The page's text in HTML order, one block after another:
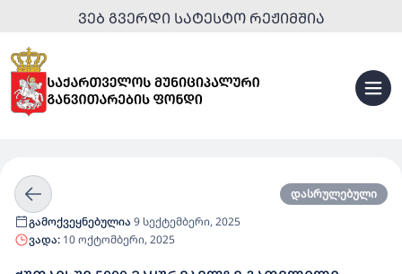
ᲕᲔᲑ ᲒᲕᲔᲠᲓᲘ ᲡᲐᲢᲔᲡᲢᲝ ᲠᲔᲟᲘᲛᲨᲘᲐ
დასრულებული
გამოქვეყნებულია 9 სექტემბერი, 2025
ვადა: 10 ოქტომბერი, 2025